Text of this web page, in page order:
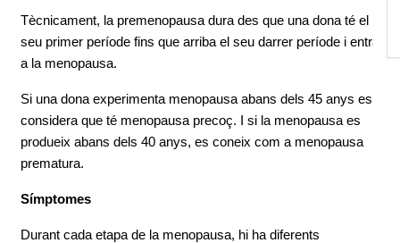
Tècnicament, la premenopausa dura des que una dona té el
seu primer període fins que arriba el seu darrer període i entra
a la menopausa.
Si una dona experimenta menopausa abans dels 45 anys es
considera que té menopausa precoç. I si la menopausa es
produeix abans dels 40 anys, es coneix com a menopausa
prematura.
Símptomes
Durant cada etapa de la menopausa, hi ha diferents